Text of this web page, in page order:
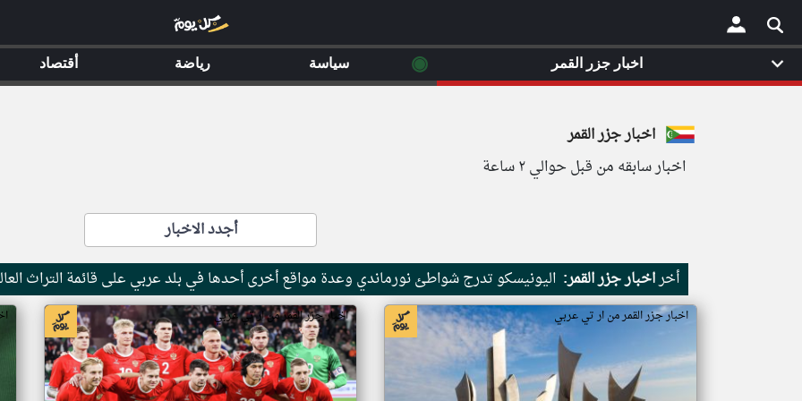
×
اخبار جزر القمر
اخبار سابقه من قبل حوالي ٢ ساعة
أجدد الاخبار
أخراخبار جزر القمر: اليونيسكو تدرج شواطئ نورماندي وعدة مواقع أخرى أحدها في بلد عربي على قائمة التراث
اخبار جزر القمر من ار تي عربي اخبار جزر القمر من ار تي عربي
اخبار جزر القمر ◉ سياسة رياضة أقتصاد